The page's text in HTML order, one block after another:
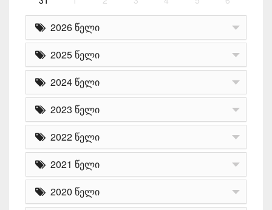
2026 წელი
2025 წელი
2024 წელი
2023 წელი
2022 წელი
2021 წელი
2020 წელი